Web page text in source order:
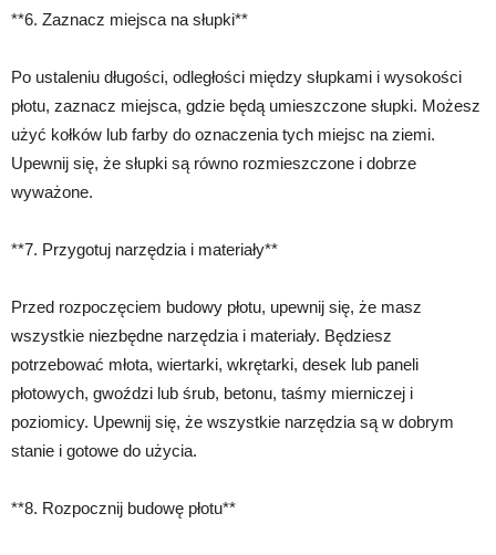
**6. Zaznacz miejsca na słupki**
Po ustaleniu długości, odległości między słupkami i wysokości
płotu, zaznacz miejsca, gdzie będą umieszczone słupki. Możesz
użyć kołków lub farby do oznaczenia tych miejsc na ziemi.
Upewnij się, że słupki są równo rozmieszczone i dobrze
wyważone.
**7. Przygotuj narzędzia i materiały**
Przed rozpoczęciem budowy płotu, upewnij się, że masz
wszystkie niezbędne narzędzia i materiały. Będziesz
potrzebować młota, wiertarki, wkrętarki, desek lub paneli
płotowych, gwoździ lub śrub, betonu, taśmy mierniczej i
poziomicy. Upewnij się, że wszystkie narzędzia są w dobrym
stanie i gotowe do użycia.
**8. Rozpocznij budowę płotu**